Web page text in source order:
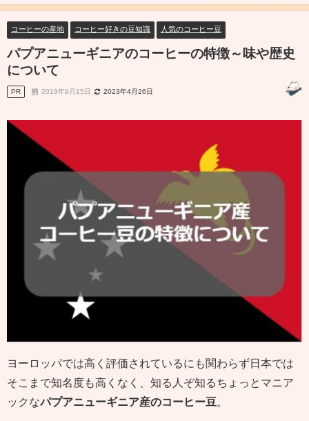
ーヒーの特徴～味や歴史について
コーヒーの産地 コーヒー好きの豆知識 人気のコーヒー豆
パプアニューギニアのコーヒーの特徴～味や歴史
について
PR 2019年9月15日 2023年4月26日
ヨーロッパでは高く評価されているにも関わらず日本では
そこまで知名度も高くなく、知る人ぞ知るちょっとマニア
ックなパプアニューギニア産のコーヒー豆